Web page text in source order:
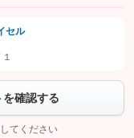
ら「許可する」ボタンを押
合わせを
セル
確認する
てください